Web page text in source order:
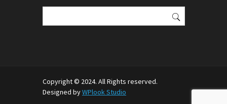
Buscar:
Copyright © 2024. All Rights reserved.
Designed byWPlook Studio